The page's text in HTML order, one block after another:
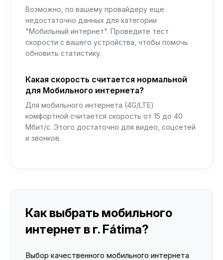
Возможно, по вашему провайдеру еще
недостаточно данных для категории
"Мобильный интернет". Проведите тест
скорости с вашего устройства, чтобы помочь
обновить статистику.
Какая скорость считается нормальной
для Мобильного интернета?
Для мобильного интернета (4G/LTE)
комфортной считается скорость от 15 до 40
Мбит/с. Этого достаточно для видео, соцсетей
и звонков.
Как выбрать мобильного
интернет в г. Fátima?
Выбор качественного мобильного интернета